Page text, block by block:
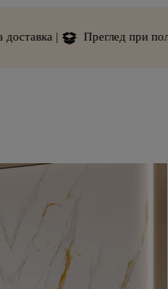
Преглед при получаване